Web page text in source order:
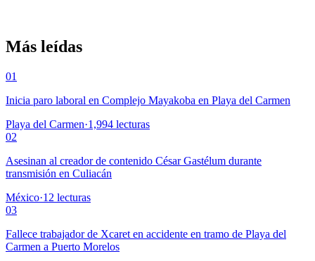
Más leídas
01
Inicia paro laboral en Complejo Mayakoba en Playa del Carmen
Playa del Carmen·1,994 lecturas
02
Asesinan al creador de contenido César Gastélum durante
transmisión en Culiacán
México·12 lecturas
03
Fallece trabajador de Xcaret en accidente en tramo de Playa del
Carmen a Puerto Morelos